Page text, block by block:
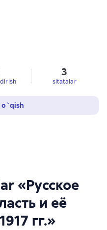
«Русское
и её
гг.»
3
sitatalar
o`qish